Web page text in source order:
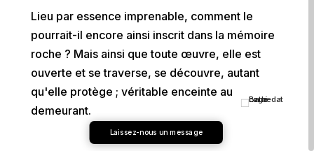
Lieu par essence imprenable, comment le
pourrait-il encore ainsi inscrit dans la mémoire
roche ? Mais ainsi que toute œuvre, elle est
ouverte et se traverse, se découvre, autant
qu'elle protège ; véritable enceinte au
demeurant.
Laissez-nous un message